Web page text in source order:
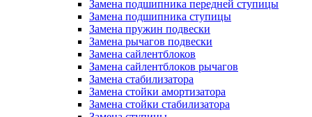
Замена подшипника передней ступицы
Замена подшипника ступицы
Замена пружин подвески
Замена рычагов подвески
Замена сайлентблоков
Замена сайлентблоков рычагов
Замена стабилизатора
Замена стойки амортизатора
Замена стойки стабилизатора